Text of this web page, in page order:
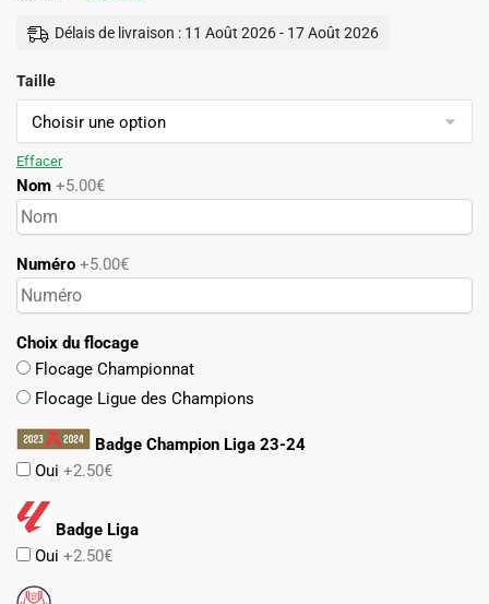
prix
99.90€.
prix
49.90€.
Délais de livraison : 11 Août 2026 - 17 Août 2026
Taille
Effacer
Nom +5.00€
Numéro +5.00€
Choix du flocage
Flocage Championnat
Flocage Ligue des Champions
Badge Champion Liga 23-24
Oui +2.50€
Badge Liga
Oui +2.50€